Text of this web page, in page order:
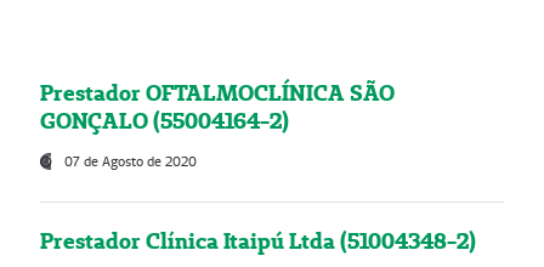
Prestador OFTALMOCLÍNICA SÃO
GONÇALO (55004164-2)
07 de Agosto de 2020
Prestador Clínica Itaipú Ltda (51004348-2)